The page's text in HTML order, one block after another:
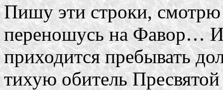
Пишу эти строки,
переношусь на Фавор…
приходится пребывать
тихую обитель